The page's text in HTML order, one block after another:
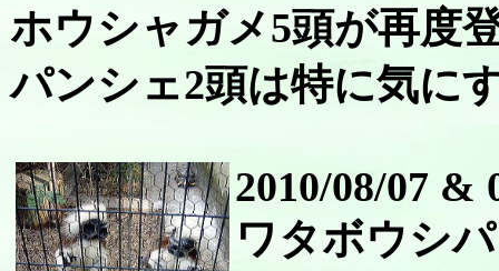
ホウシャガメ5頭が再度
パンシェ2頭は特に気に
2010/08/07 &
ワタボウシ